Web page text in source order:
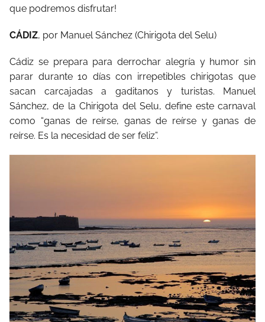
que podremos disfrutar!
CÁDIZ, por Manuel Sánchez (Chirigota del Selu)
Cádiz se prepara para derrochar alegría y humor sin
parar durante 10 días con irrepetibles chirigotas que
sacan carcajadas a gaditanos y turistas. Manuel
Sánchez, de la Chirigota del Selu, define este carnaval
como “ganas de reírse, ganas de reírse y ganas de
reírse. Es la necesidad de ser feliz”.